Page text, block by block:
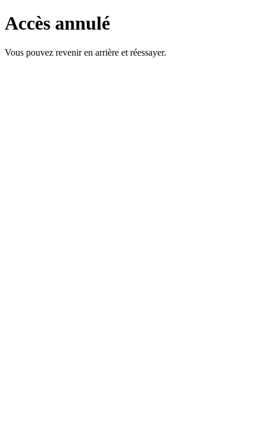
Accès annulé
Vous pouvez revenir en arrière et réessayer.